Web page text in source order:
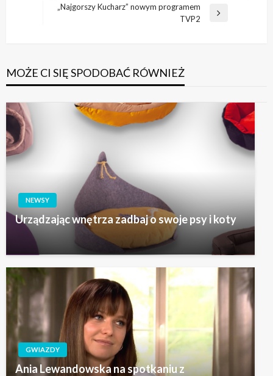
„Najgorszy Kucharz” nowym programem
TVP2
MOŻE CI SIĘ SPODOBAĆ RÓWNIEŻ
NEWSY
Urządzając wnętrza zadbaj o swoje psy i koty
GWIAZDY
Ania Lewandowska na spotkaniu z